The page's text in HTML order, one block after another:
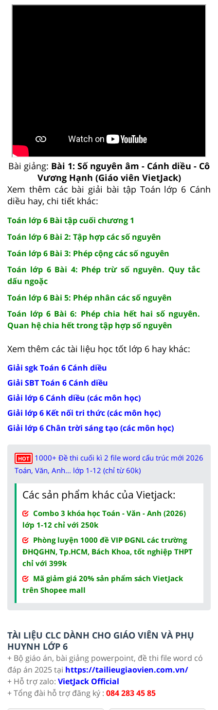
Bài giảng: Bài 1: Số nguyên âm - Cánh diều - Cô
Vương Hạnh (Giáo viên VietJack)
Xem thêm các bài giải bài tập Toán lớp 6 Cánh
diều hay, chi tiết khác:
Toán lớp 6 Bài tập cuối chương 1
Toán lớp 6 Bài 2: Tập hợp các số nguyên
Toán lớp 6 Bài 3: Phép cộng các số nguyên
Toán lớp 6 Bài 4: Phép trừ số nguyên. Quy tắc
dấu ngoặc
Toán lớp 6 Bài 5: Phép nhân các số nguyên
Toán lớp 6 Bài 6: Phép chia hết hai số nguyên.
Quan hệ chia hết trong tập hợp số nguyên
Xem thêm các tài liệu học tốt lớp 6 hay khác:
Giải sgk Toán 6 Cánh diều
Giải SBT Toán 6 Cánh diều
Giải lớp 6 Cánh diều (các môn học)
Giải lớp 6 Kết nối tri thức (các môn học)
Giải lớp 6 Chân trời sáng tạo (các môn học)
HOT
1000+ Đề thi cuối kì 2 file word cấu trúc mới 2026
Toán, Văn, Anh... lớp 1-12 (chỉ từ 60k)
Các sản phẩm khác của Vietjack:
Combo 3 khóa học Toán - Văn - Anh (2026)
lớp 1-12 chỉ với 250k
Phòng luyện 1000 đề VIP ĐGNL các trường
ĐHQGHN, Tp.HCM, Bách Khoa, tốt nghiệp THPT
chỉ với 399k
Mã giảm giá 20% sản phẩm sách VietJack
trên Shopee mall
TÀI LIỆU CLC DÀNH CHO GIÁO VIÊN VÀ PHỤ
HUYNH LỚP 6
+ Bộ giáo án, bài giảng powerpoint, đề thi file word có
đáp án 2025 tại https://tailieugiaovien.com.vn/
+ Hỗ trợ zalo: VietJack Official
+ Tổng đài hỗ trợ đăng ký : 084 283 45 85